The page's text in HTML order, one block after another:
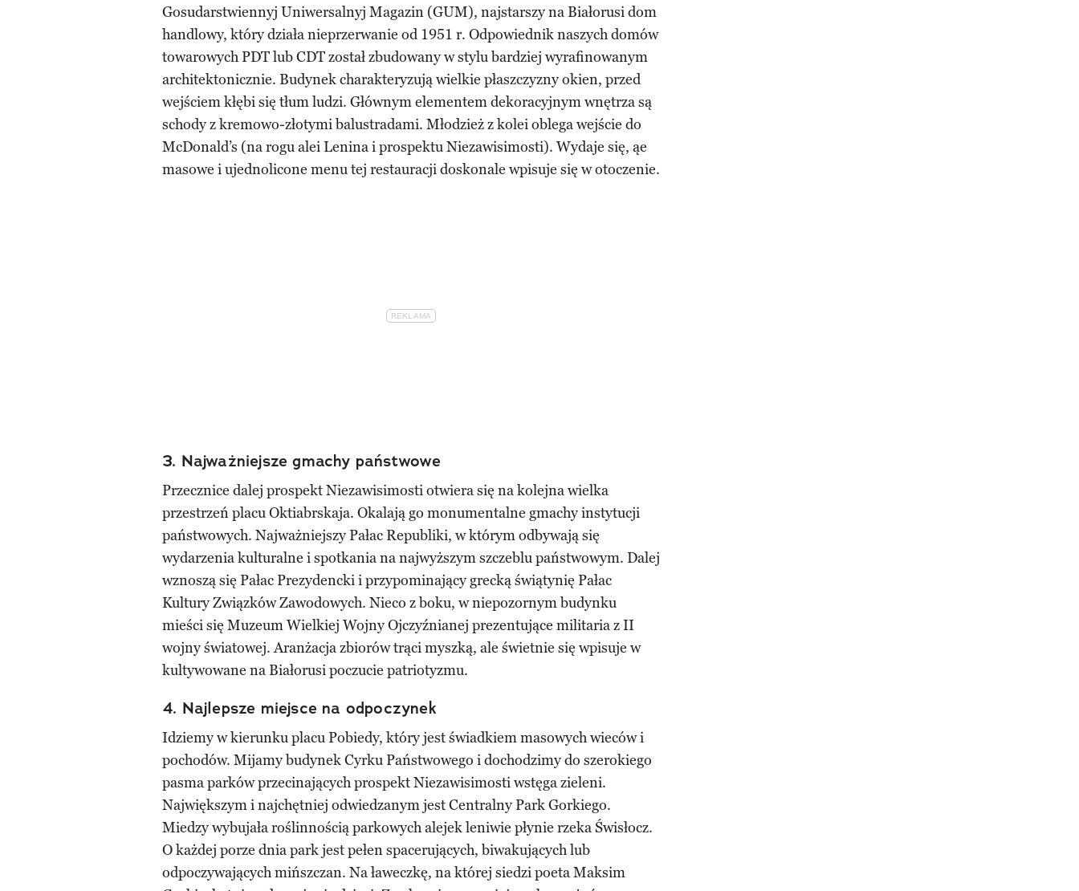
Gosudarstwiennyj Uniwersalnyj Magazin (GUM), najstarszy na Białorusi dom
handlowy, który działa nieprzerwanie od 1951 r. Odpowiednik naszych domów
towarowych PDT lub CDT został zbudowany w stylu bardziej wyrafinowanym
architektonicznie. Budynek charakteryzują wielkie płaszczyzny okien, przed
wejściem kłębi się tłum ludzi. Głównym elementem dekoracyjnym wnętrza są
schody z kremowo-złotymi balustradami. Młodzież z kolei oblega wejście do
McDonald’s (na rogu alei Lenina i prospektu Niezawisimosti). Wydaje się, ąe
masowe i ujednolicone menu tej restauracji doskonale wpisuje się w otoczenie.
3. Najważniejsze gmachy państwowe
Przecznice dalej prospekt Niezawisimosti otwiera się na kolejna wielka
przestrzeń placu Oktiabrskaja. Okalają go monumentalne gmachy instytucji
państwowych. Najważniejszy Pałac Republiki, w którym odbywają się
wydarzenia kulturalne i spotkania na najwyższym szczeblu państwowym. Dalej
wznoszą się Pałac Prezydencki i przypominający grecką świątynię Pałac
Kultury Związków Zawodowych. Nieco z boku, w niepozornym budynku
mieści się Muzeum Wielkiej Wojny Ojczyźnianej prezentujące militaria z II
wojny światowej. Aranżacja zbiorów trąci myszką, ale świetnie się wpisuje w
kultywowane na Białorusi poczucie patriotyzmu.
4. Najlepsze miejsce na odpoczynek
Idziemy w kierunku placu Pobiedy, który jest świadkiem masowych wieców i
pochodów. Mijamy budynek Cyrku Państwowego i dochodzimy do szerokiego
pasma parków przecinających prospekt Niezawisimosti wstęga zieleni.
Największym i najchętniej odwiedzanym jest Centralny Park Gorkiego.
Miedzy wybujała roślinnością parkowych alejek leniwie płynie rzeka Świsłocz.
O każdej porze dnia park jest pełen spacerujących, biwakujących lub
odpoczywających mińszczan. Na ławeczkę, na której siedzi poeta Maksim